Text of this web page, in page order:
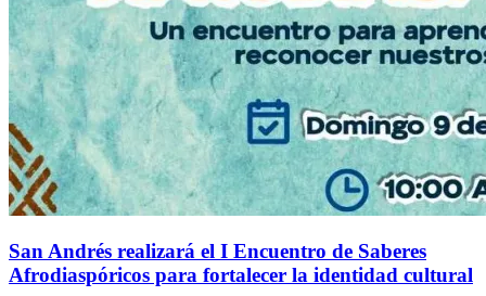
San Andrés realizará el I Encuentro de Saberes
Afrodiaspóricos para fortalecer la identidad cultural